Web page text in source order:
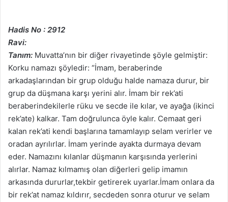
Hadis No : 2912
Ravi:
Tanım: Muvatta’nın bir diğer rivayetinde şöyle gelmiştir:
Korku namazı şöyledir: “İmam, beraberinde
arkadaşlarından bir grup olduğu halde namaza durur, bir
grup da düşmana karşı yerini alır. İmam bir rek’ati
beraberindekilerle rüku ve secde ile kılar, ve ayağa (ikinci
rek’ate) kalkar. Tam doğrulunca öyle kalır. Cemaat geri
kalan rek’ati kendi başlarına tamamlayıp selam verirler ve
oradan ayrılırlar. İmam yerinde ayakta durmaya devam
eder. Namazını kılanlar düşmanın karşısında yerlerini
alırlar. Namaz kılmamış olan diğerleri gelip imamın
arkasında dururlar,tekbir getirerek uyarlar.İmam onlara da
bir rek’at namaz kıldırır, secdeden sonra oturur ve selam